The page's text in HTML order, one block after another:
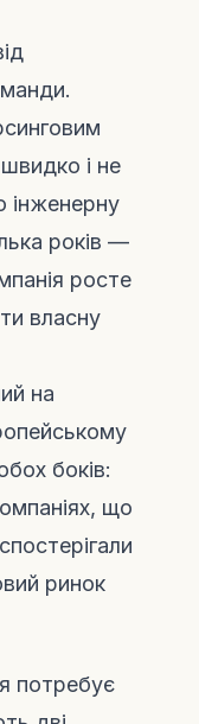
і не
інженерну
років —
росте
власну
на
боків:
що
ринок
потребує